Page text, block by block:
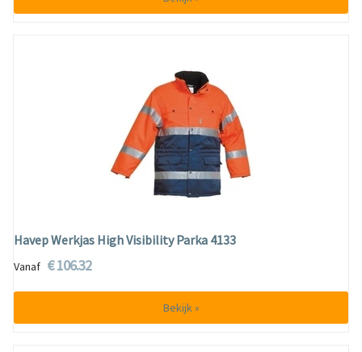
Havep Werkjas High Visibility Parka 4133
Vanaf € 106.32
Bekijk »